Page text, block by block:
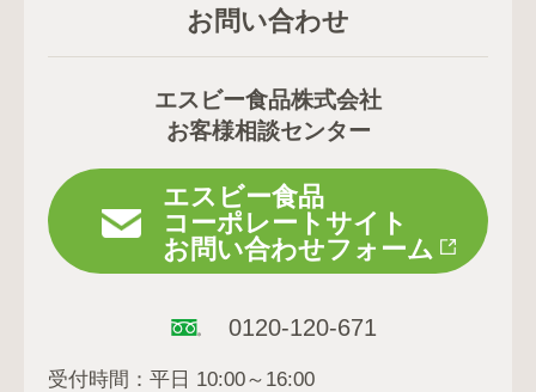
お問い合わせ
エスビー食品株式会社
お客様相談センター
エスビー食品
コーポレートサイト
お問い合わせフォーム
0120-120-671
受付時間：平日 10:00～16:00